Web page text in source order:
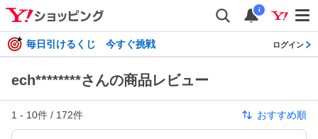
i
毎日引けるくじ 今すぐ挑戦 ログイン
ech********さんの商品レビュー
1 - 10件 / 172件 おすすめ順